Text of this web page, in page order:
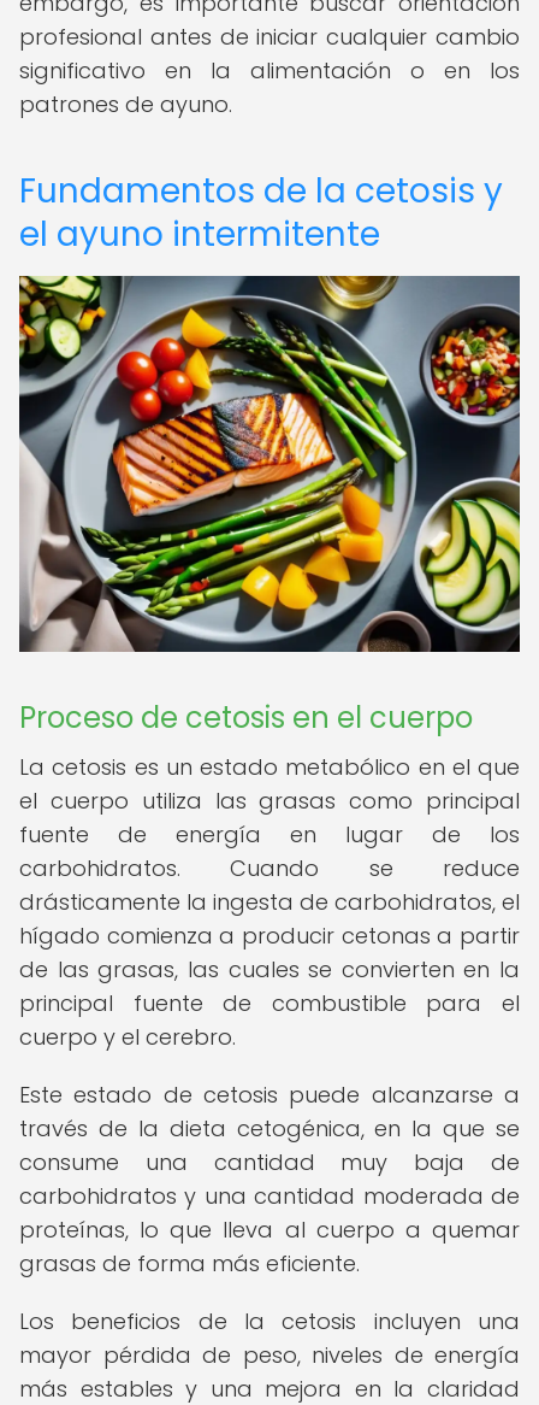
profesional antes de iniciar cualquier cambio
significativo en la alimentación o en los
patrones de ayuno.
Fundamentos de la cetosis y
el ayuno intermitente
Proceso de cetosis en el cuerpo
La cetosis es un estado metabólico en el que
el cuerpo utiliza las grasas como principal
fuente de energía en lugar de los
carbohidratos. Cuando se reduce
drásticamente la ingesta de carbohidratos, el
hígado comienza a producir cetonas a partir
de las grasas, las cuales se convierten en la
principal fuente de combustible para el
cuerpo y el cerebro.
Este estado de cetosis puede alcanzarse a
través de la dieta cetogénica, en la que se
consume una cantidad muy baja de
carbohidratos y una cantidad moderada de
proteínas, lo que lleva al cuerpo a quemar
grasas de forma más eficiente.
Los beneficios de la cetosis incluyen una
mayor pérdida de peso, niveles de energía
más estables y una mejora en la claridad